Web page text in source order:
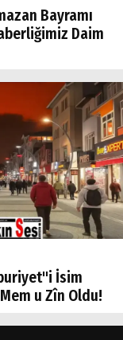
Bayramı
Daim
İsim
u Zîn Oldu!